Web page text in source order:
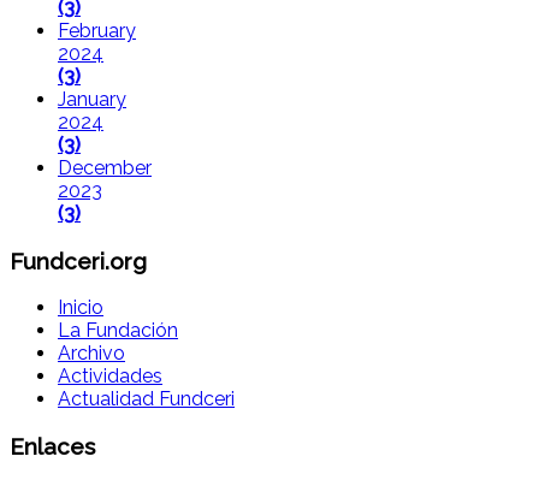
(3)
February
2024
(3)
January
2024
(3)
December
2023
(3)
Fundceri.org
Inicio
La Fundación
Archivo
Actividades
Actualidad Fundceri
Enlaces